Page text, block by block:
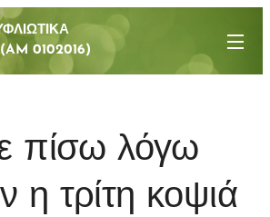
0102016)
πίσω λόγω
η τρίτη κοψιά